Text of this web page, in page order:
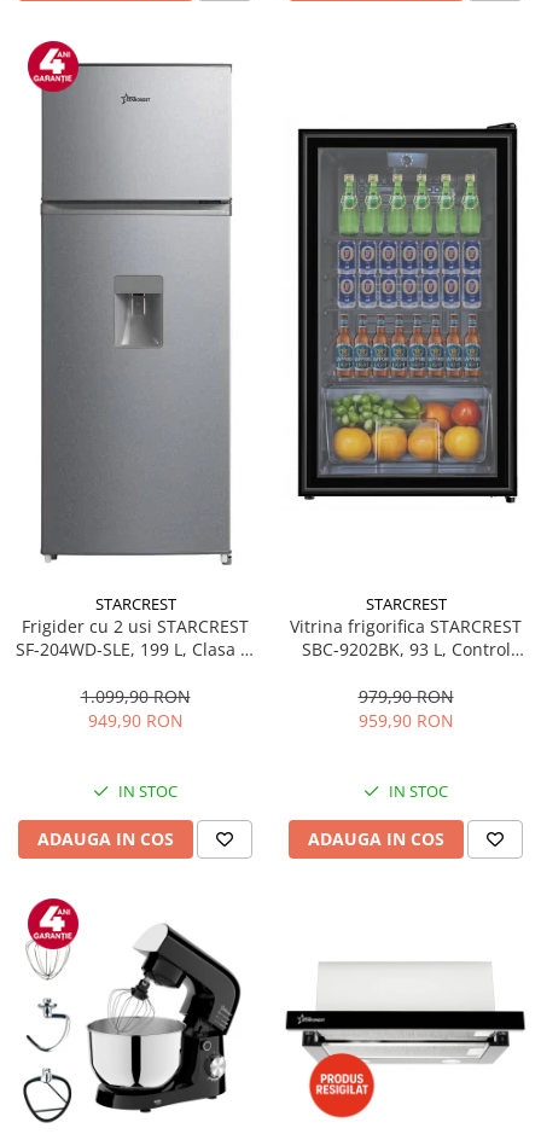
STARCREST
Frigider cu 2 usi STARCREST
SF-204WD-SLE, 199 L, Clasa E,
Termostat Ajustabil, Usi
reversibile, H 143 cm, Argintiu
1.099,90 RON
949,90 RON
IN STOC
ADAUGA IN COS
STARCREST
Vitrina frigorifica STARCREST
SBC-9202BK, 93 L, Control
83.2 cm, Negru
979,90 RON
959,90 RON
IN STOC
ADAUGA IN COS